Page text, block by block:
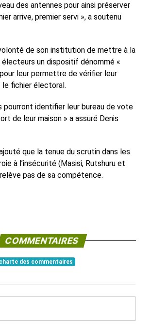
des antennes pour ainsi préserver
arrive, premier servi », a soutenu
de son institution de mettre à la
un dispositif dénommé «
leur permettre de vérifier leur
fichier électoral.
pourront identifier leur bureau de vote
de leur maison » a assuré Denis
ajouté que la tenue du scrutin dans les
à l’insécurité (Masisi, Rutshuru et
pas de sa compétence.
COMMENTAIRES
des commentaires